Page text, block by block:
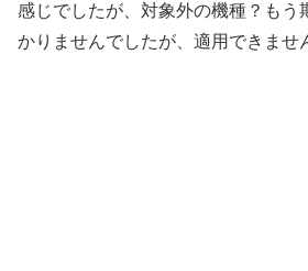
感じでしたが、対象外の機種？もう
かりませんでしたが、適用できませ